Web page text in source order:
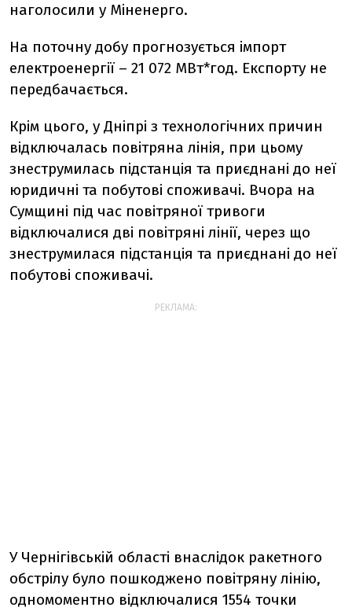
наголосили у Міненерго.
На поточну добу прогнозується імпорт
електроенергії – 21 072 МВт*год. Експорту не
передбачається.
Крім цього, у Дніпрі з технологічних причин
відключалась повітряна лінія, при цьому
знеструмилась підстанція та приєднані до неї
юридичні та побутові споживачі. Вчора на
Сумщині під час повітряної тривоги
відключалися дві повітряні лінії, через що
знеструмилася підстанція та приєднані до неї
побутові споживачі.
РЕКЛАМА:
У Чернігівській області внаслідок ракетного
обстрілу було пошкоджено повітряну лінію,
одномоментно відключалися 1554 точки